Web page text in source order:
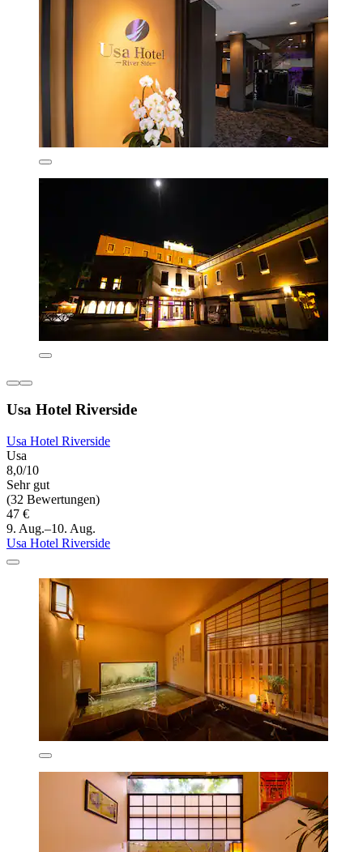
Usa Hotel Riverside
Usa Hotel Riverside
Usa
8,0/10
Sehr gut
(32 Bewertungen)
47 €
9. Aug.–10. Aug.
Usa Hotel Riverside